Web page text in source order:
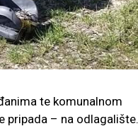
te komunalnom
pripada – na odlagalište.